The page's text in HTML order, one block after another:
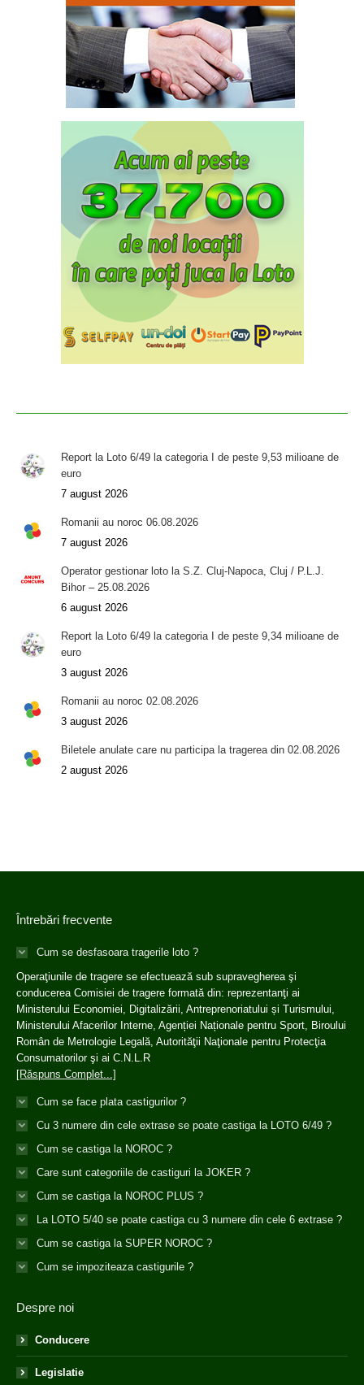
Report la Loto 6/49 la categoria I de peste 9,53 milioane de
euro
7 august 2026
Romanii au noroc 06.08.2026
7 august 2026
Operator gestionar loto la S.Z. Cluj-Napoca, Cluj / P.L.J.
Bihor – 25.08.2026
6 august 2026
Report la Loto 6/49 la categoria I de peste 9,34 milioane de
euro
3 august 2026
Romanii au noroc 02.08.2026
3 august 2026
Biletele anulate care nu participa la tragerea din 02.08.2026
2 august 2026
Întrebări frecvente
Cum se desfasoara tragerile loto ?
Operaţiunile de tragere se efectuează sub supravegherea şi
conducerea Comisiei de tragere formată din: reprezentanţi ai
Ministerului Economiei, Digitalizării, Antreprenoriatului și Turismului,
Ministerului Afacerilor Interne, Agenției Naționale pentru Sport, Biroului
Român de Metrologie Legală, Autorităţii Naţionale pentru Protecţia
Consumatorilor şi ai C.N.L.R
[Răspuns Complet...]
Cum se face plata castigurilor ?
Cu 3 numere din cele extrase se poate castiga la LOTO 6/49 ?
Cum se castiga la NOROC ?
Care sunt categoriile de castiguri la JOKER ?
Cum se castiga la NOROC PLUS ?
La LOTO 5/40 se poate castiga cu 3 numere din cele 6 extrase ?
Cum se castiga la SUPER NOROC ?
Cum se impoziteaza castigurile ?
Despre noi
Conducere
Legislatie